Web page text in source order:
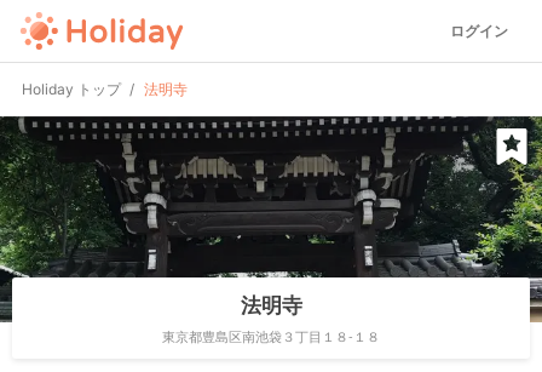
ログイン
Holiday トップ 法明寺
法明寺
東京都豊島区南池袋３丁目１８-１８